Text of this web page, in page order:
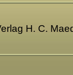
H. C.